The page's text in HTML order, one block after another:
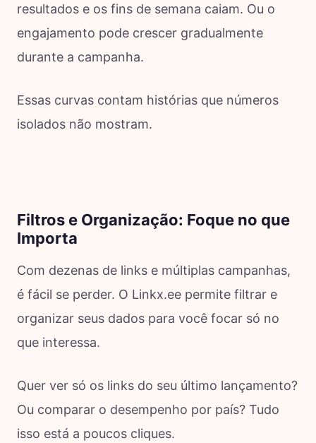
resultados e os fins de semana caiam. Ou o
engajamento pode crescer gradualmente
durante a campanha.
Essas curvas contam histórias que números
isolados não mostram.
Filtros e Organização: Foque no que
Importa
Com dezenas de links e múltiplas campanhas,
é fácil se perder. O Linkx.ee permite filtrar e
organizar seus dados para você focar só no
que interessa.
Quer ver só os links do seu último lançamento?
Ou comparar o desempenho por país? Tudo
isso está a poucos cliques.